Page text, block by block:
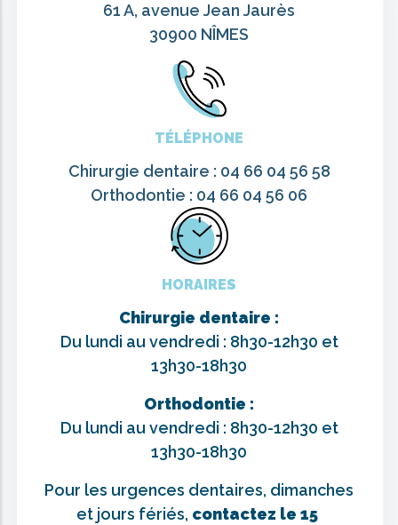
61 A, avenue Jean Jaurès
30900 NÎMES
TÉLÉPHONE
Chirurgie dentaire : 04 66 04 56 58
Orthodontie : 04 66 04 56 06
HORAIRES
Chirurgie dentaire :
Du lundi au vendredi : 8h30-12h30 et
13h30-18h30
Orthodontie :
Du lundi au vendredi : 8h30-12h30 et
13h30-18h30
Pour les urgences dentaires, dimanches
et jours fériés, contactez le 15